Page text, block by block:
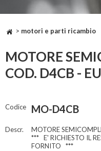
> motori e parti ricambio
MOTORE
COD. D4CB -
Codice MO-D4CB
Descr.
MOTORE
*** E' RICHIESTO IL
FORNITO ***